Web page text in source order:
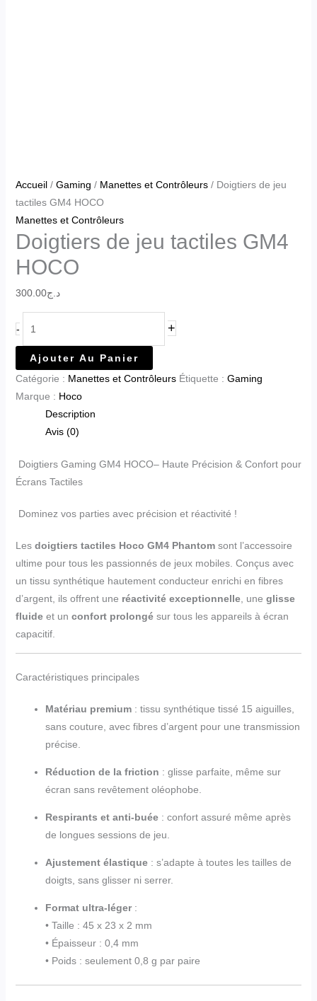
Accueil/ Gaming / Manettes et Contrôleurs/ Doigtiers de jeu
tactiles GM4 HOCO
Manettes et Contrôleurs
Doigtiers de jeu tactiles GM4
HOCO
د.ج300.00
- +
Ajouter Au Panier
Catégorie : Manettes et Contrôleurs Étiquette : Gaming
Marque : Hoco
Description
Avis (0)
Doigtiers Gaming GM4 HOCO– Haute Précision & Confort pour
Écrans Tactiles
Dominez vos parties avec précision et réactivité !
Les doigtiers tactiles Hoco GM4 Phantomsont l’accessoire
ultime pour tous les passionnés de jeux mobiles. Conçus avec
un tissu synthétique hautement conducteur enrichi en fibres
d’argent, ils offrent une réactivité exceptionnelle, une glisse
fluideet un confort prolongésur tous les appareils à écran
capacitif.
Caractéristiques principales
Matériau premium: tissu synthétique tissé 15 aiguilles,
sans couture, avec fibres d’argent pour une transmission
précise.
Réduction de la friction : glisse parfaite, même sur
écran sans revêtement oléophobe.
Respirants et anti-buée: confort assuré même après
de longues sessions de jeu.
Ajustement élastique: s’adapte à toutes les tailles de
doigts, sans glisser ni serrer.
Format ultra-léger:
• Taille : 45 x 23 x 2 mm
• Épaisseur : 0,4 mm
• Poids : seulement 0,8 g par paire